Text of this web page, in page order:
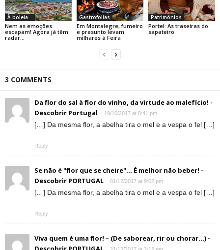
À boleia...
Nem as emoções
escapam! Agora já têm
radar…
Gastrofolias
Em Montalegre, fumeiro
e presunto levam
milhares à Feira
Patrimónios
Portel: As traseiras do
sapateiro
3 COMMENTS
Da flor do sal à flor do vinho, da virtude ao malefício! -
Descobrir Portugal
19/10/2017 at 8:41 pm
[…] Da mesma flor, a abelha tira o mel e a vespa o fel […]
Reply
Se não é "flor que se cheire"... É melhor não beber! -
Descobrir PORTUGAL
01/12/2017 at 9:02 pm
[…] Da mesma flor, a abelha tira o mel e a vespa o fel […]
Reply
Viva quem é uma flor! – (De saborear, rir ou chorar…) -